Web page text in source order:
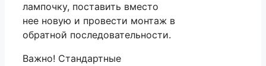
лампочку, поставить вместо
нее новую и провести монтаж в
обратной последовательности.
Важно! Стандартные